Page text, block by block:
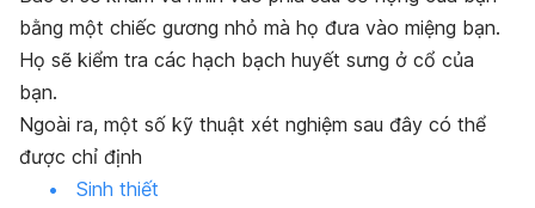
bằng một chiếc gương nhỏ mà họ đưa vào miệng bạn.
Họ sẽ kiểm tra các hạch bạch huyết sưng ở cổ của
bạn.
Ngoài ra, một số kỹ thuật xét nghiệm sau đây có thể
được chỉ định
Sinh thiết